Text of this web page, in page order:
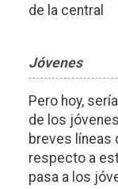
de la central
Jóvenes
Pero hoy,
de los
breves líneas
respecto a
pasa a los